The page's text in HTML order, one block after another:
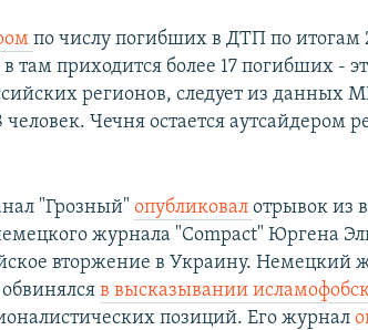
по числу погибших в ДТП по итогам
там приходится более 17 погибших -
регионов, следует из данных
человек. Чечня остается аутсайдером
"Грозный"опубликовалотрывок из
журнала "Compact" Юргена
вторжение в Украину. Немецкий
обвинялсяв высказывании
позиций. Его журнал